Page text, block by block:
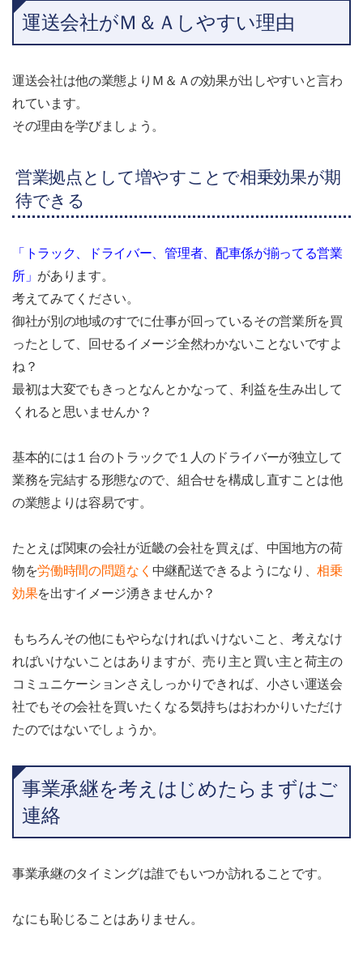
運送会社がＭ＆Ａしやすい理由
運送会社は他の業態よりＭ＆Ａの効果が出しやすいと言わ
れています。
その理由を学びましょう。
営業拠点として増やすことで相乗効果が期
待できる
「トラック、ドライバー、管理者、配車係が揃ってる営業
所」 があります。
考えてみてください。
御社が別の地域のすでに仕事が回っているその営業所を買
ったとして、回せるイメージ全然わかないことないですよ
ね？
最初は大変でもきっとなんとかなって、利益を生み出して
くれると思いませんか？
基本的には１台のトラックで１人のドライバーが独立して
業務を完結する形態なので、組合せを構成し直すことは他
の業態よりは容易です。
たとえば関東の会社が近畿の会社を買えば、中国地方の荷
物を労働時間の問題なく 中継配送できるようになり、相乗
効果を出すイメージ湧きませんか？
もちろんその他にもやらなければいけないこと、考えなけ
ればいけないことはありますが、売り主と買い主と荷主の
コミュニケーションさえしっかりできれば、小さい運送会
社でもその会社を買いたくなる気持ちはおわかりいただけ
たのではないでしょうか。
事業承継を考えはじめたらまずはご
連絡
事業承継のタイミングは誰でもいつか訪れることです。
なにも恥じることはありません。